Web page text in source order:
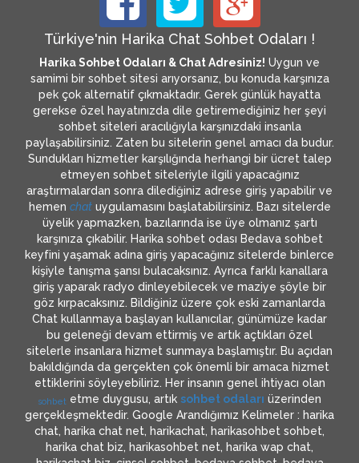
Türkiye'nin Harika Chat Sohbet Odaları !
Harika Sohbet Odaları & Chat Adresiniz! Uygun ve
samimi bir sohbet sitesi arıyorsanız, bu konuda karşınıza
pek çok alternatif çıkmaktadır. Gerek günlük hayatta
gerekse özel hayatınızda dile getiremediğiniz her şeyi
sohbet siteleri aracılığıyla karşınızdaki insanla
paylaşabilirsiniz. Zaten bu sitelerin genel amacı da budur.
Sundukları hizmetler karşılığında herhangi bir ücret talep
etmeyen sohbet siteleriyle ilgili yapacağınız
araştırmalardan sonra dilediğiniz adrese giriş yapabilir ve
hemen chatuygulamasını başlatabilirsiniz. Bazı sitelerde
üyelik yapmazken, bazılarında ise üye olmanız şartı
karşınıza çıkabilir. Harika sohbet odası Bedava sohbet
keyfini yaşamak adına giriş yapacağınız sitelerde binlerce
kişiyle tanışma şansı bulacaksınız. Ayrıca farklı kanallara
giriş yaparak radyo dinleyebilecek ve maziye şöyle bir
göz kırpacaksınız. Bildiğiniz üzere çok eski zamanlarda
Chat kullanmaya başlayan kullanıcılar, günümüze kadar
bu geleneği devam ettirmiş ve artık açtıkları özel
sitelerle insanlara hizmet sunmaya başlamıştır. Bu açıdan
bakıldığında da gerçekten çok önemli bir amaca hizmet
ettiklerini söyleyebiliriz. Her insanın genel ihtiyacı olan
sohbet etme duygusu, artık sohbet odaları üzerinden
gerçekleşmektedir. Google Arandığımız Kelimeler : harika
chat, harika chat net, harikachat, harikasohbet sohbet,
harika chat biz, harikasohbet net, harika wap chat,